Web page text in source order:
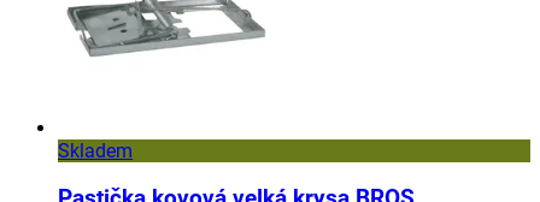
Skladem